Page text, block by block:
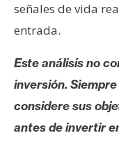
señales de vida
entrada.
Este análisis no
inversión.
considere sus
antes de invertir